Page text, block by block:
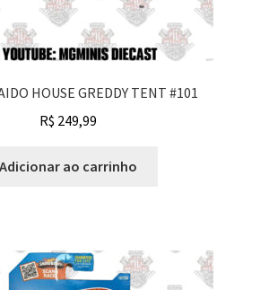
HOUSE GREDDY TENT #101
R$ 249,99
Adicionar ao carrinho